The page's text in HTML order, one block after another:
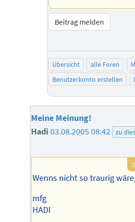
Beitrag melden
Übersicht alle Foren
Benutzerkonto erstellen
Meine Meinung!
Hadi03.08.2005 08:42 zu
Wenns nicht so traurig
mfg
HADI